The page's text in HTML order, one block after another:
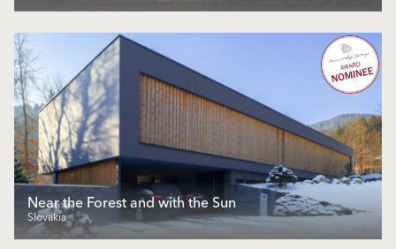
Near the Forest and with the Sun
Slovakia